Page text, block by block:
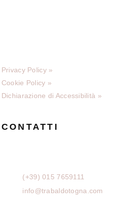
Privacy Policy »
Cookie Policy »
Dichiarazione di Accessibilità »
CONTATTI
(+39) 015 7659111
info@trabaldotogna.com